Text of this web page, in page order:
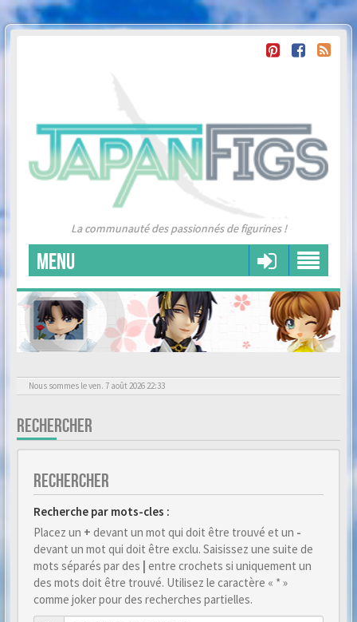
La communauté des passionnés de figurines !
MENU
Nous sommes le ven. 7 août 2026 22:33
RECHERCHER
RECHERCHER
Recherche par mots-cles :
Placez un + devant un mot qui doit être trouvé et un -
devant un mot qui doit être exclu. Saisissez une suite de
mots séparés par des | entre crochets si uniquement un
des mots doit être trouvé. Utilisez le caractère « * »
comme joker pour des recherches partielles.